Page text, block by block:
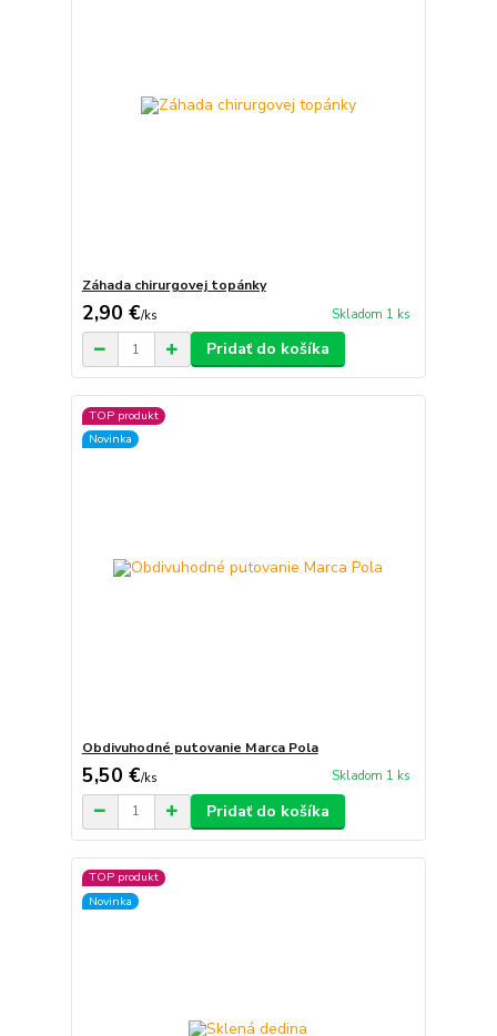
Záhada chirurgovej topánky
2,90 €/ks Skladom 1 ks
Pridať do košíka
TOP produkt
Novinka
Obdivuhodné putovanie Marca Pola
5,50 €/ks Skladom 1 ks
Pridať do košíka
TOP produkt
Novinka